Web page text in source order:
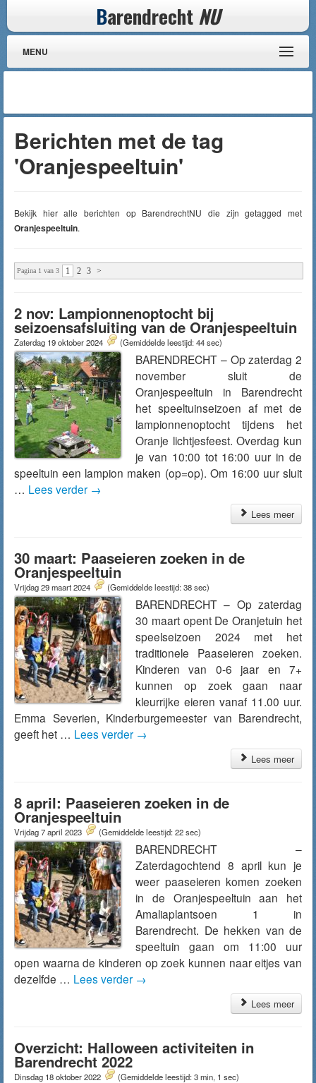
Barendrecht NU
MENU
Berichten met de tag
'Oranjespeeltuin'
Bekijk hier alle berichten op BarendrechtNU die zijn getagged met
Oranjespeeltuin.
Pagina 1 van 3 1 2 3 >
2 nov: Lampionnenoptocht bij
seizoensafsluiting van de Oranjespeeltuin
Zaterdag 19 oktober 2024 (Gemiddelde leestijd: 44 sec)
BARENDRECHT – Op zaterdag 2
november sluit de
Oranjespeeltuin in Barendrecht
het speeltuinseizoen af met de
lampionnenoptocht tijdens het
Oranje lichtjesfeest. Overdag kun
je van 10:00 tot 16:00 uur in de
speeltuin een lampion maken (op=op). Om 16:00 uur sluit
… Lees verder →
Lees meer
30 maart: Paaseieren zoeken in de
Oranjespeeltuin
Vrijdag 29 maart 2024 (Gemiddelde leestijd: 38 sec)
BARENDRECHT – Op zaterdag
30 maart opent De Oranjetuin het
speelseizoen 2024 met het
traditionele Paaseieren zoeken.
Kinderen van 0-6 jaar en 7+
kunnen op zoek gaan naar
kleurrijke eieren vanaf 11.00 uur.
Emma Severien, Kinderburgemeester van Barendrecht,
geeft het … Lees verder →
Lees meer
8 april: Paaseieren zoeken in de
Oranjespeeltuin
Vrijdag 7 april 2023 (Gemiddelde leestijd: 22 sec)
BARENDRECHT –
Zaterdagochtend 8 april kun je
weer paaseieren komen zoeken
in de Oranjespeeltuin aan het
Amaliaplantsoen 1 in
Barendrecht. De hekken van de
speeltuin gaan om 11:00 uur
open waarna de kinderen op zoek kunnen naar eitjes van
dezelfde … Lees verder →
Lees meer
Overzicht: Halloween activiteiten in
Barendrecht 2022
Dinsdag 18 oktober 2022 (Gemiddelde leestijd: 3 min, 1 sec)